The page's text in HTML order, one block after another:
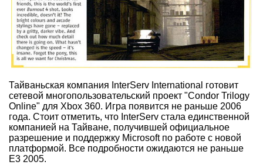
Тайваньская компания InterServ International готовит
сетевой многопользовательский проект "Condor Trilogy
Online" для Xbox 360. Игра появится не раньше 2006
года. Стоит отметить, что InterServ стала единственной
компанией на Тайване, получившей официальное
разрешение и поддержку Microsoft по работе с новой
платформой. Все подробности ожидаются не раньше
E3 2005.